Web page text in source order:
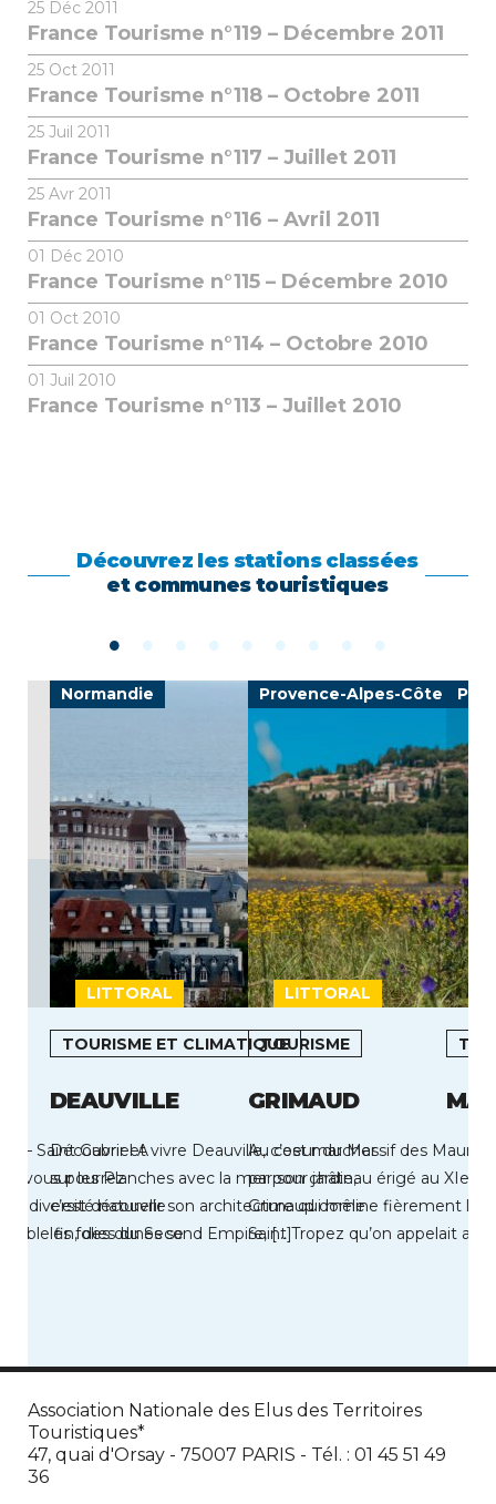
25 Déc 2011
France Tourisme n°119 – Décembre 2011
25 Oct 2011
France Tourisme n°118 – Octobre 2011
25 Juil 2011
France Tourisme n°117 – Juillet 2011
25 Avr 2011
France Tourisme n°116 – Avril 2011
01 Déc 2010
France Tourisme n°115 – Décembre 2010
01 Oct 2010
France Tourisme n°114 – Octobre 2010
01 Juil 2010
France Tourisme n°113 – Juillet 2010
Découvrez les stations classées
et communes touristiques
LITTORAL
– Saint Gabriel A
vous pourrez
diversité naturelle
sable fin, des dunes se
Normandie
LITTORAL
TOURISME ET CLIMATIQUE
DEAUVILLE
Découvrir et vivre Deauville, c’est marcher
sur les Planches avec la mer pour jardin,
c’est découvrir son architecture qui mêle
les folies du Second Empire, […]
Provence-Alpes-Côte
TOURISME
GRIMAUD
Au coeur du Massif des
par son château érigé au XIe
Grimaud domine fièrement le
Saint Tropez qu’on appelait
Association Nationale des Elus des Territoires
Touristiques*
47, quai d'Orsay - 75007 PARIS - Tél. : 01 45 51 49
36